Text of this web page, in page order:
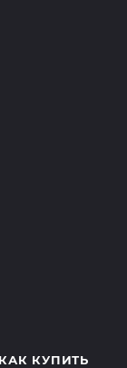
КАК КУПИТЬ